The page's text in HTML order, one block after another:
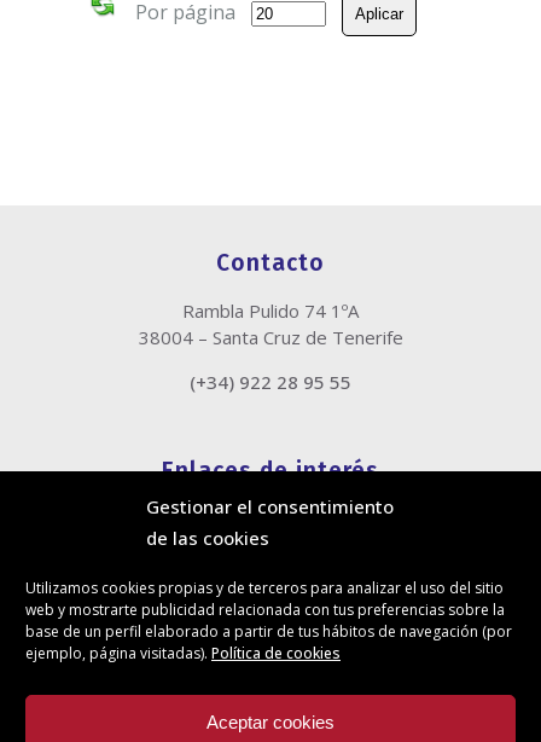
Gestionar el consentimiento
de las cookies
Utilizamos cookies propias y de terceros para analizar el uso del sitio
web y mostrarte publicidad relacionada con tus preferencias sobre la
base de un perfil elaborado a partir de tus hábitos de navegación (por
ejemplo, página visitadas). Política de cookies
Aceptar cookies
Por página
Contacto
Rambla Pulido 74 1ºA
38004 – Santa Cruz de Tenerife
(+34) 922 28 95 55
Enlaces de interés
Política de cookies
Política de privacidad
Canal de denuncias
Protección de privacidad en redes sociales
Síguenos